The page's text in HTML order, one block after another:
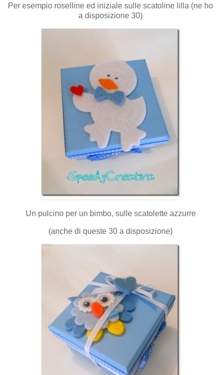
Per esempio roselline ed iniziale sulle scatoline lilla (ne ho
a disposizione 30)
Un pulcino per un bimbo, sulle scatolette azzurre
(anche di queste 30 a disposizione)